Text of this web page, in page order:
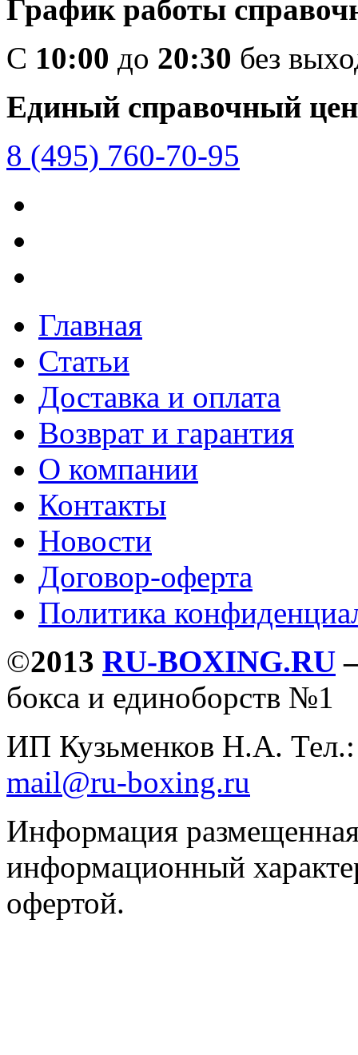
График работы
C 10:00 до 20:30 без
Единый справочный
8 (495) 760-70-95
Главная
Статьи
Доставка и оплата
Возврат и гарантия
О компании
Контакты
Новости
Договор-оферта
Политика
©2013 RU-BOXING.RU
бокса и единоборств №1
ИП Кузьменков Н.А.
mail@ru-boxing.ru
Информация
информационный
офертой.